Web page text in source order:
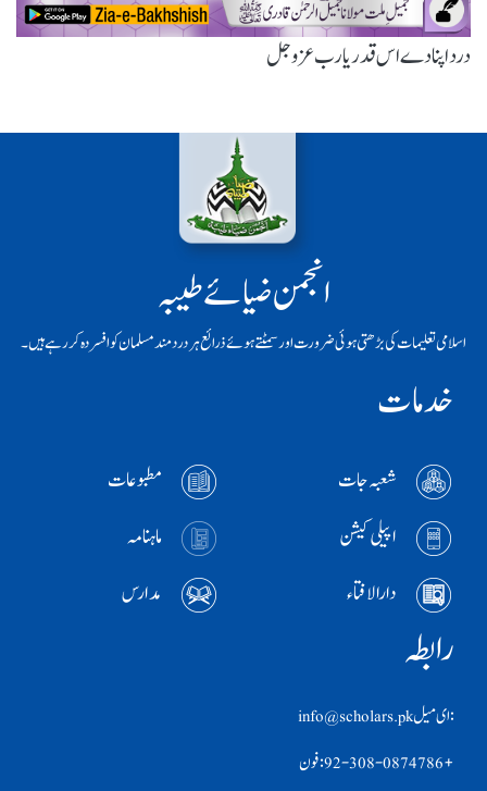
درد اپنا دے اس قدر یارب عزوجل
انجمن ضیائے طیبہ
اسلامی تعلیمات کی بڑھتی ہوئی ضرورت اور سمٹتے ہوئے ذرائع ہر دردمند مسلمان کو افسردہ کر رہے ہیں۔
خدمات
شعبہ جات
مطبوعات
اپیلی کیشن
ماہنامہ
دارالافتاء
مدارس
رابطہ
:ای ميل info@scholars.pk
+92-308-0874786 :فون